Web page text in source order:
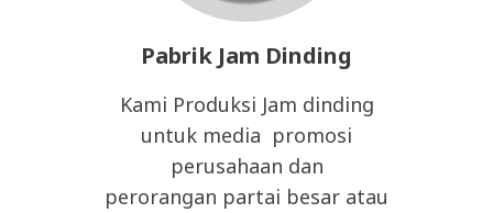
Pabrik Jam Dinding
Kami Produksi Jam dinding
untuk media promosi
perusahaan dan
perorangan partai besar atau